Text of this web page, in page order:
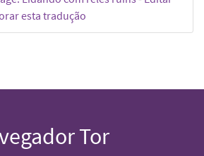
esta tradução
Tor